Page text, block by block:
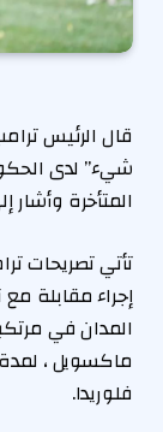
قال الرئيس
شيء” لدى
المتأخرة
تأتي تصريحات
إجراء مقابلة
المدان في
ماكسويل ،
فلوريدا.